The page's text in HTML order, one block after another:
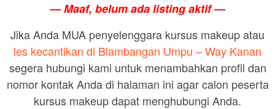
— Maaf, belum ada listing aktif —
Jika Anda MUA penyelenggara kursus makeup atau
les kecantikan di Blambangan Umpu – Way Kanan
segera hubungi kami untuk menambahkan profil dan
nomor kontak Anda di halaman ini agar calon peserta
kursus makeup dapat menghubungi Anda.